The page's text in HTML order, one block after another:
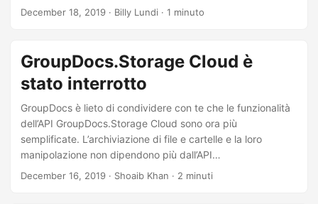
g
API no. Se una chiamata API creava un documento o un
addebitabile. Tuttavia, c’erano alcune “aree grigie” con
alcuni prodotti GroupDocs Cloud in cui i clienti erano
confusi sull’opportunità di addebitare alcune chiamate.
December 18, 2019 · Billy Lundi · 1 minuto
GroupDocs.Storage Cloud è
stato interrotto
GroupDocs è lieto di condividere con te che le funzionalità
dell’API GroupDocs.Storage Cloud sono ora più
semplificate. L’archiviazione di file e cartelle e la loro
manipolazione non dipendono più dall’API
GroupDocs.Storage Cloud separata, tuttavia, queste
December 16, 2019 · Shoaib Khan · 2 minuti